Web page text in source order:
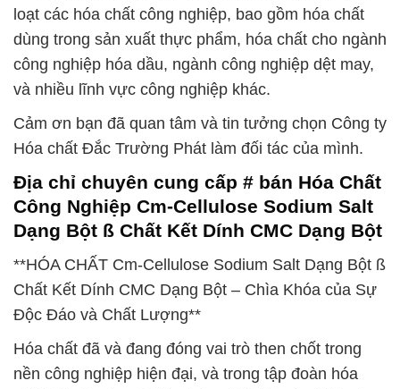
loạt các hóa chất công nghiệp, bao gồm hóa chất
dùng trong sản xuất thực phẩm, hóa chất cho ngành
công nghiệp hóa dầu, ngành công nghiệp dệt may,
và nhiều lĩnh vực công nghiệp khác.
Cảm ơn bạn đã quan tâm và tin tưởng chọn Công ty
Hóa chất Đắc Trường Phát làm đối tác của mình.
Địa chỉ chuyên cung cấp # bán Hóa Chất
Công Nghiệp Cm-Cellulose Sodium Salt
Dạng Bột ß Chất Kết Dính CMC Dạng Bột
**HÓA CHẤT Cm-Cellulose Sodium Salt Dạng Bột ß
Chất Kết Dính CMC Dạng Bột – Chìa Khóa của Sự
Độc Đáo và Chất Lượng**
Hóa chất đã và đang đóng vai trò then chốt trong
nền công nghiệp hiện đại, và trong tập đoàn hóa